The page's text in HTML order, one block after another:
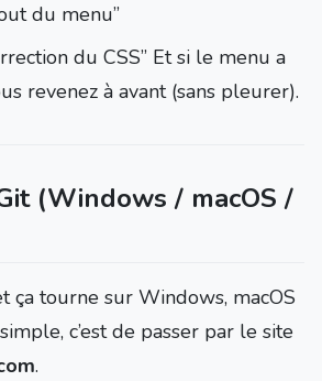
du menu”
du CSS” Et si le menu a
revenez à avant (sans pleurer).
(Windows / macOS /
ça tourne sur Windows, macOS
c’est de passer par le site
.